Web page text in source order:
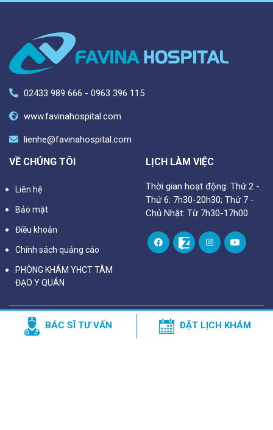
02433 989 666 - 0963 396 115
www.favinahospital.com
lienhe@favinahospital.com
VỀ CHÚNG TÔI
Liên hệ
Bảo mật
Điều khoản
Chính sách quảng cáo
PHÒNG KHÁM YHCT TÂM
ĐẠO Y QUÁN
LỊCH LÀM VIỆC
Thời gian hoạt động: Thứ 2 -
Thứ 6: 7h30-20h30; Thứ 7 -
Chủ Nhật: Từ 7h30-17h00
Trụ sở chính: Tầng 18, Tòa nhà Viwaseen, Số 48 Đường Tố Hữu,
phường Trung Văn, quận Nam Từ Liêm, Thành phố Hà Nội, Việt
BÁC SĨ TƯ VẤN ĐẶT LỊCH KHÁM